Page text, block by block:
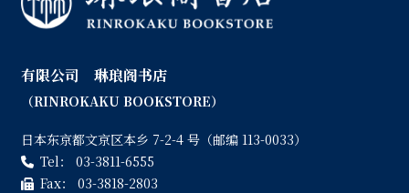
有限公司 琳琅阁书店
（RINROKAKU BOOKSTORE）
日本东京都文京区本乡 7-2-4 号（邮编 113-0033）
Tel：
03-3811-6555
Fax：
03-3818-2803